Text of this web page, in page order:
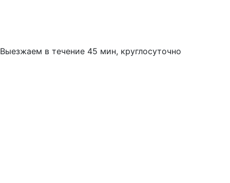
Выезжаем в течение 45 мин, круглосуточно